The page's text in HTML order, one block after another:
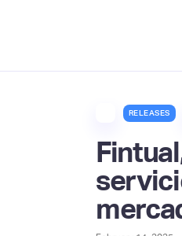
RELEASES